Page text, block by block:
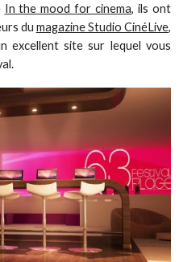
In the mood for cinema, ils ont
du magazine Studio CinéLive,
excellent site sur lequel vous